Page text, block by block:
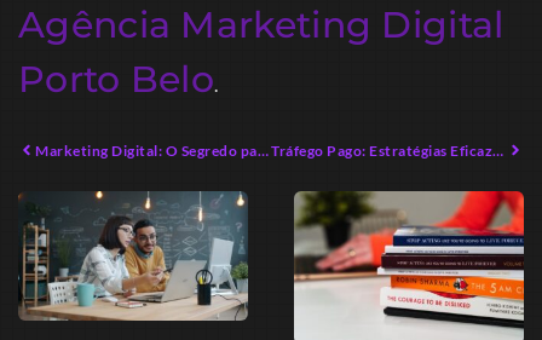
Agência Marketing Digital
Porto Belo.
Marketing Digital: O Segredo para Vender Mais em 2026 Tráfego Pago: Estratégias Eficazes para Aumentar Vendas em 2026